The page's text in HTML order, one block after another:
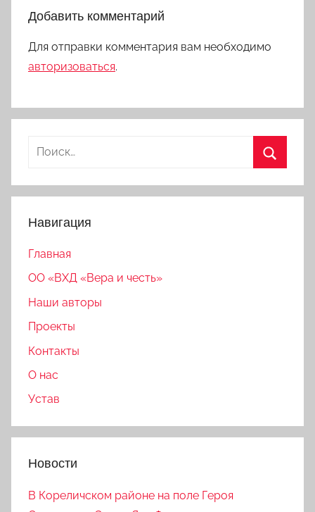
Добавить комментарий
Для отправки комментария вам необходимо
авторизоваться.
Найти:
Навигация
Главная
ОО «ВХД «Вера и честь»
Наши авторы
Проекты
Контакты
О нас
Устав
Новости
В Кореличском районе на поле Героя